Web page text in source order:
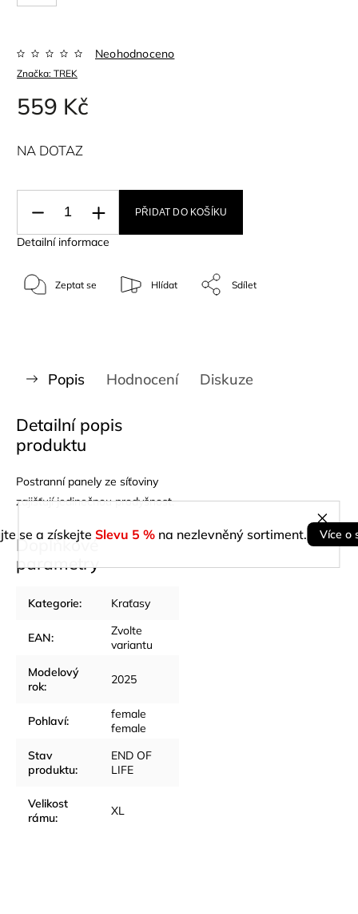
se a získejte Slevu 5 % na nezlevněný sortiment. Více o
Značka: TREK
Neohodnoceno
559 Kč
NA DOTAZ
PŘIDAT DO KOŠÍKU
Detailní informace
Zeptat se Hlídat Sdílet
Popis Hodnocení Diskuze
Detailní popis
produktu
Postranní panely ze síťoviny
zajišťují jedinečnou prodyšnost.
Doplňkové
parametry
Kategorie: Kraťasy
EAN:
Zvolte
variantu
Modelový
rok: 2025
Pohlaví:
female
female
Stav
produktu:
END OF
LIFE
Velikost
rámu: XL